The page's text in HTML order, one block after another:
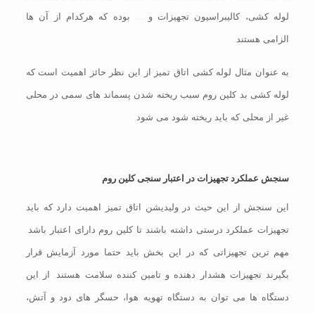
لوله کشی، کالیبراسیون تجهیزات و … بوده که هرکدام از آن ها
الزامی هستند.
به عنوان مثال لوله کشی اتاق تمیز از این نظر حائز اهمیت است که
لوله کشی بد کلین روم سبب ریخته شدن پسماند های سمی در محلی
غیر از محلی که باید ریخته شود می شود.
سنجش عملکرد تجهیزات در اعتبار سنجی کلین روم
این سنجش از این حیث در ولیدیشن اتاق تمیز اهمیت دارد که باید
تجهیزات عملکرد درستی داشته باشند تا کلین روم دارای اعتبار باشد.
مهم ترین تجهیزاتی که در این بخش باید حتما مورد آزمایش قرار
بگیرند تجهیزات هشدار دهنده و تامین کننده سلامت هستند. از این
دستگاه ها می توان به دستگاه تهویه هوا، حسگر های دود و آتش،